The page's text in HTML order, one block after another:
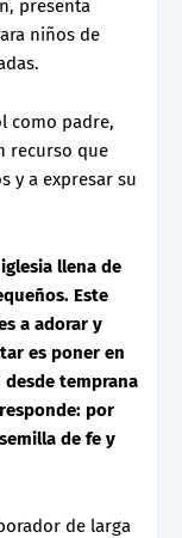
presenta
niños de
como padre,
recurso que
y a expresar su
llena de
Este
a adorar y
es poner en
temprana
por
de fe y
de larga